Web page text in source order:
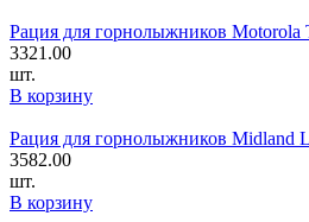
Рация для горнолыжников
3321.00
шт.
В корзину
Рация для горнолыжников Midland
3582.00
шт.
В корзину